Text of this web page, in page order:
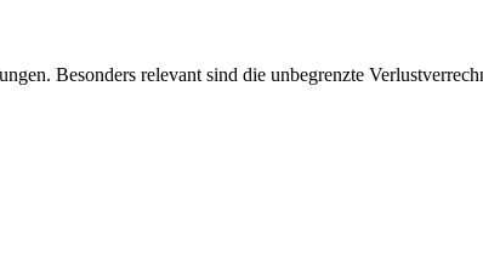
Besonders relevant sind die unbegrenzte